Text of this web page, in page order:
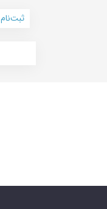
ثبت‌نام